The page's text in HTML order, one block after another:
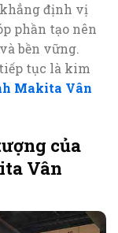
định vị
phần tạo nên
bền vững.
tục là kim
Makita Vân
của
Vân